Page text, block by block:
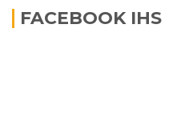
FACEBOOK IHS